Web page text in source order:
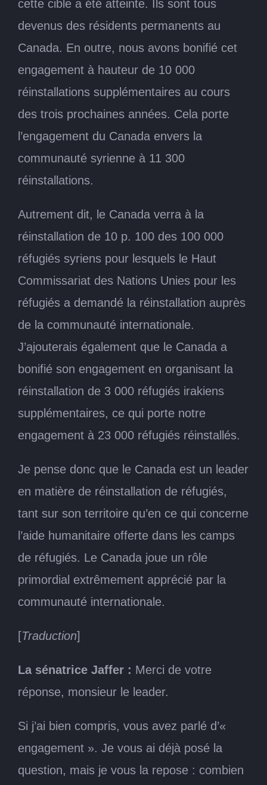
cette cible a été atteinte. Ils sont tous
devenus des résidents permanents au
Canada. En outre, nous avons bonifié cet
engagement à hauteur de 10 000
réinstallations supplémentaires au cours
des trois prochaines années. Cela porte
l’engagement du Canada envers la
communauté syrienne à 11 300
réinstallations.
Autrement dit, le Canada verra à la
réinstallation de 10 p. 100 des 100 000
réfugiés syriens pour lesquels le Haut
Commissariat des Nations Unies pour les
réfugiés a demandé la réinstallation auprès
de la communauté internationale.
J’ajouterais également que le Canada a
bonifié son engagement en organisant la
réinstallation de 3 000 réfugiés irakiens
supplémentaires, ce qui porte notre
engagement à 23 000 réfugiés réinstallés.
Je pense donc que le Canada est un leader
en matière de réinstallation de réfugiés,
tant sur son territoire qu’en ce qui concerne
l’aide humanitaire offerte dans les camps
de réfugiés. Le Canada joue un rôle
primordial extrêmement apprécié par la
communauté internationale.
[Traduction]
La sénatrice Jaffer : Merci de votre
réponse, monsieur le leader.
Si j’ai bien compris, vous avez parlé d’«
engagement ». Je vous ai déjà posé la
question, mais je vous la repose : combien